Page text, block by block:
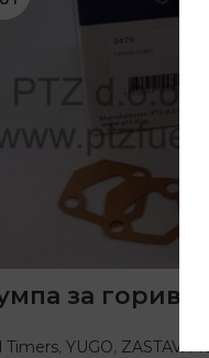
за гориво
Timers, YUGO, ZASTAVA